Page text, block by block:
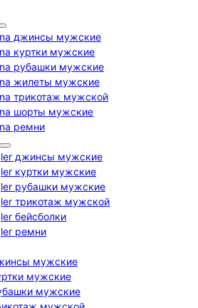
джинсы мужские
куртки мужские
рубашки мужские
жилеты мужские
трикотаж мужской
шорты мужские
ремни
джинсы мужские
куртки мужские
рубашки мужские
трикотаж мужской
бейсболки
ремни
мужские
мужские
мужские